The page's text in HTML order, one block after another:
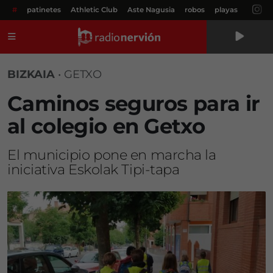
# patinetes Athletic Club Aste Nagusia robos playas
BIZKAIA • GETXO
Caminos seguros para ir
al colegio en Getxo
El municipio pone en marcha la
iniciativa Eskolak Tipi-tapa